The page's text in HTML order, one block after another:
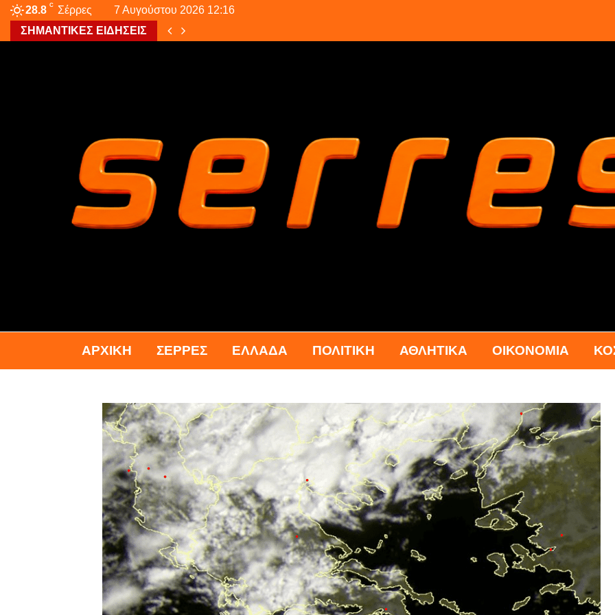
28.8 C Σέρρες
7 Αυγούστου 2026 12:16
ΣΗΜΑΝΤΙΚΕΣ ΕΙΔΗΣΕΙΣ
ΑΡΧΙΚΉ ΣΕΡΡΕΣ ΕΛΛΑΔΑ ΠΟΛΙΤΙΚΗ ΑΘΛΗΤΙΚΑ ΟΙΚΟΝΟΜΙΑ